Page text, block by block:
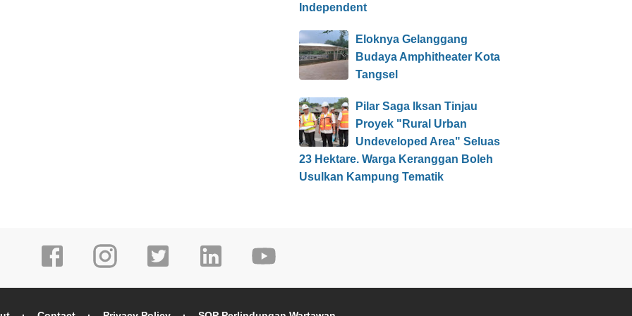
Independent
Eloknya Gelanggang
Budaya Amphitheater Kota
Tangsel
Pilar Saga Iksan Tinjau
Proyek "Rural Urban
Undeveloped Area" Seluas
23 Hektare. Warga Keranggan Boleh
Usulkan Kampung Tematik